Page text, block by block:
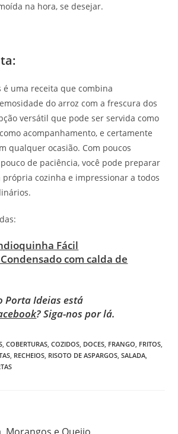
na hora, se desejar.
é uma receita que combina
do arroz com a frescura dos
versátil que pode ser servida como
acompanhamento, e certamente
qualquer ocasião. Com poucos
de paciência, você pode preparar
própria cozinha e impressionar a todos
Fácil
com calda de
Porta Ideias está
? Siga-nos por lá.
, COBERTURAS, COZIDOS, DOCES, FRANGO, FRITOS,
, RECHEIOS, RISOTO DE ASPARGOS, SALADA,